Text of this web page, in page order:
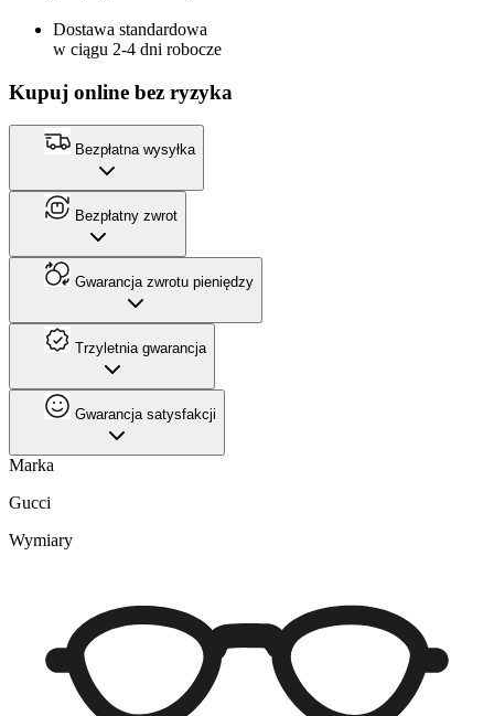
Dostawa standardowa
w ciągu 2-4 dni robocze
Kupuj online bez ryzyka
Bezpłatna wysyłka
Bezpłatny zwrot
Gwarancja zwrotu pieniędzy
Trzyletnia gwarancja
Gwarancja satysfakcji
Marka
Gucci
Wymiary